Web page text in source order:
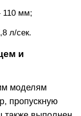
110 мм;
л/сек.
и
моделям
пропускную